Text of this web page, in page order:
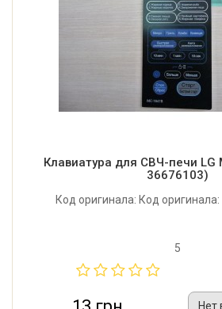
Клавиатура для СВЧ-печи LG
36676103)
Код оригинала: Код
5
Нет